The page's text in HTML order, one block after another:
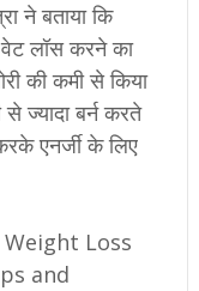
ने बताया कि
लॉस करने का
की कमी से किया
ज्यादा बर्न करते
एनर्जी के लिए
Loss
and